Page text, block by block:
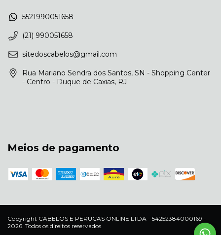
5521990051658
(21) 990051658
sitedoscabelos@gmail.com
Rua Mariano Sendra dos Santos, SN - Shopping Center
- Centro - Duque de Caxias, RJ
Meios de pagamento
Copyright CABELOS E PERUCAS ONLINE LTDA - 54252384000169 -
2026. Todos os direitos reservados.